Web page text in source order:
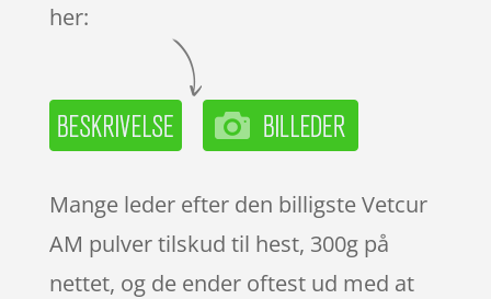
her:
Mange leder efter den billigste Vetcur
AM pulver tilskud til hest, 300g på
nettet, og de ender oftest ud med at